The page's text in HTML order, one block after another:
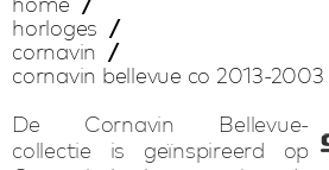
horloges
cornavin
cornavin bellevue co 2013-2003
De Cornavin Bellevue-
collectie is geïnspireerd op